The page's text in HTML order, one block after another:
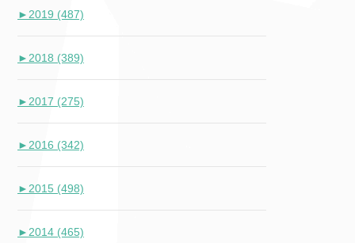
► 2019 (487)
► 2018 (389)
► 2017 (275)
► 2016 (342)
► 2015 (498)
► 2014 (465)